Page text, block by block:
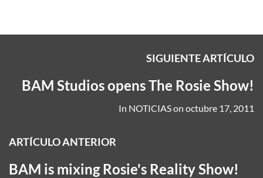
SIGUIENTE ARTÍCULO
BAM Studios opens The Rosie Show!
In NOTICIASon octubre 17, 2011
ARTÍCULO ANTERIOR
BAM is mixing Rosie's Reality Show!